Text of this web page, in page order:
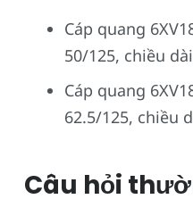
Cáp quang
50/125, chiều
Cáp quang
62.5/125, chiều
Câu hỏi